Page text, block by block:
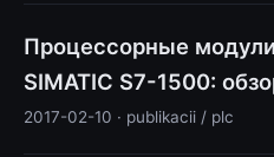
Процессорные
SIMATIC S7-1500:
2017-02-10 · publikacii / plc